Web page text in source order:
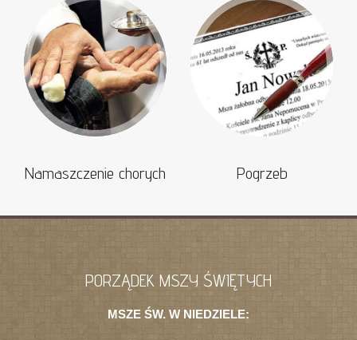
Namaszczenie chorych Pogrzeb
PORZĄDEK MSZY ŚWIĘTYCH
MSZE ŚW. W NIEDZIELE: